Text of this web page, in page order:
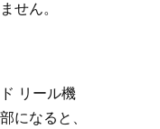
せん。
リール機
になると、